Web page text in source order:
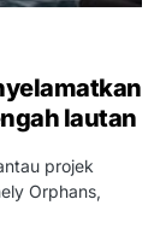
lautan
projek
Orphans,